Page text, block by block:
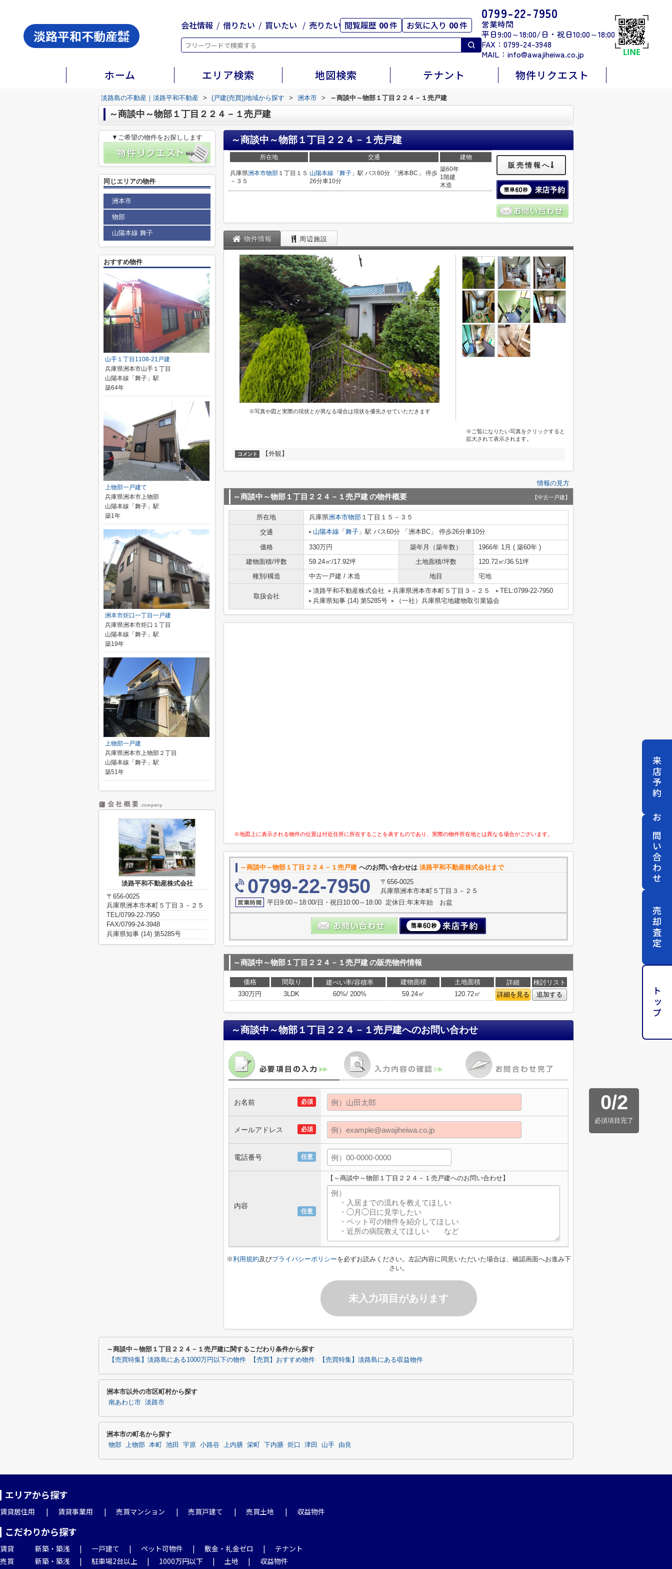
会社情報 借りたい 買いたい 売りたい 閲覧履歴 00件 お気に入り 00件
0799-22-7950
営業時間
平日9:00～18:00/日・祝日10:00～18:00
FAX：0799-24-3948
MAIL： info@awajiheiwa.co.jp
ホーム エリア検索 地図検索 テナント 物件リクエスト
淡路島の不動産｜淡路平和不動産 > (戸建(売買))地域から探す > 洲本市 > ～商談中～物部１丁目２２４－１売戸建
～商談中～物部１丁目２２４－１売戸建
～商談中～物部１丁目２２４－１売戸建
所在地 交通 建物
兵庫県洲本市物部 １丁目１５
－３５
山陽本線 「 舞子 」駅 バス60分 「洲本BC」 停歩
26分車10分
築60年
1階建
木造
販売情報へ
物件情報 周辺施設
※写真や図と実際の現状とが異なる場合は現状を優先させていただきます
※ご覧になりたい写真をクリックすると
拡大されて表示されます。
コメント 【外観】
情報の見方
～商談中～物部１丁目２２４－１売戸建の物件概要 【中古一戸建】
所在地 兵庫県洲本市物部 １丁目１５－３５
交通
山陽本線 「 舞子 」駅 バス60分 「洲本BC」 停歩26分車10分
価格 330万円 築年月（築年数）
1966年 1月 ( 築60年 )
建物面積/坪数
59.24㎡/17.92坪 土地面積/坪数
120.72㎡/36.51坪
種別/構造
中古一戸建 / 木造 地目 宅地
取扱会社
淡路平和不動産株式会社 兵庫県洲本市本町５丁目３－２５
TEL:0799-22-7950
兵庫県知事 (14) 第5285号
（一社）兵庫県宅地建物取引業協会
※地図上に表示される物件の位置は付近住所に所在することを表すものであり、実際の物件所在地とは異なる場合がございます。
～商談中～物部１丁目２２４－１売戸建 へのお問い合わせは 淡路平和不動産株式会社まで
0799-22-7950
〒656-0025
兵庫県洲本市本町５丁目３－２５
平日9:00～18:00/日・祝日10:00～18:00 定休日:年末年始 お盆
～商談中～物部１丁目２２４－１売戸建の販売物件情報
価格 間取り 建ぺい率/容積率 建物面積 土地面積 詳細
検討リスト
330万円
3LDK 60%/ 200% 59.24㎡ 120.72㎡ 詳細を見る 追加する
～商談中～物部１丁目２２４－１売戸建へのお問い合わせ
0/2
必須項目完了
必須
お名前
必須
メールアドレス
任意
電話番号
任意
内容
【～商談中～物部１丁目２２４－１売戸建へのお問い合わせ】
※利用規約及びプライバシーポリシーを必ずお読みください。左記内容に同意いただいた場合は、確認画面へお進み下
さい。
未入力項目があります
▼ご希望の物件をお探しします
同じエリアの物件
洲本市
物部
山陽本線 舞子
おすすめ物件
山手１丁目1108-21戸建
兵庫県洲本市山手１丁目
山陽本線「舞子」駅
築64年
上物部一戸建て
兵庫県洲本市上物部
山陽本線「舞子」駅
築1年
洲本市炬口一丁目一戸建
兵庫県洲本市炬口１丁目
山陽本線「舞子」駅
築19年
上物部一戸建
兵庫県洲本市上物部２丁目
山陽本線「舞子」駅
築51年
淡路平和不動産株式会社
〒656-0025
兵庫県洲本市本町５丁目３－２５
TEL/0799-22-7950
FAX/0799-24-3948
兵庫県知事 (14) 第5285号
～商談中～物部１丁目２２４－１売戸建に関するこだわり条件から探す
【売買特集】淡路島にある1000万円以下の物件 【売買】おすすめ物件 【売買特集】淡路島にある収益物件
洲本市以外の市区町村から探す
南あわじ市 淡路市
洲本市の町名から探す
物部 上物部 本町 池田 宇原 小路谷 上内膳 栄町 下内膳 炬口 津田 山手 由良
来店予約
お問い合わせ
売却査定
トップ
エリアから探す
賃貸居住用 賃貸事業用 売買マンション 売買戸建て 売買土地 収益物件
こだわりから探す
賃貸 新築・築浅 一戸建て ペット可物件 敷金・礼金ゼロ
テナント
売買
新築・築浅 駐車場2台以上 1000万円以下 土地 収益物件